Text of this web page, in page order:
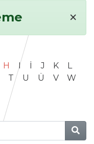
×
H I İ J K
L
T U Ü V
W